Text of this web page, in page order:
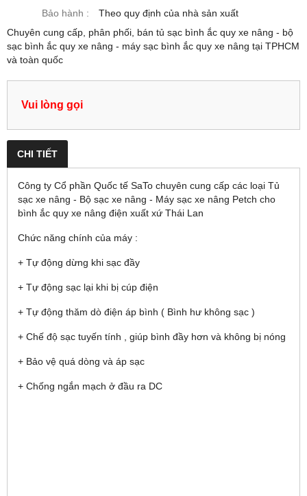
Bảo hành :
Theo quy định của nhà sản xuất
Chuyên cung cấp, phân phối, bán tủ sạc bình ắc quy xe nâng - bộ
sạc bình ắc quy xe nâng - máy sạc bình ắc quy xe nâng tại TPHCM
và toàn quốc
Vui lòng gọi
CHI TIẾT
Công ty Cổ phần Quốc tế SaTo chuyên cung cấp các loại Tủ
sạc xe nâng - Bộ sạc xe nâng - Máy sạc xe nâng Petch cho
bình ắc quy xe nâng điện xuất xứ Thái Lan
Chức năng chính của máy :
+ Tự động dừng khi sạc đầy
+ Tự động sạc lại khi bị cúp điện
+ Tự động thăm dò điện áp bình ( Bình hư không sạc )
+ Chế độ sạc tuyến tính , giúp bình đầy hơn và không bị nóng
+ Bảo vệ quá dòng và áp sạc
+ Chống ngắn mạch ở đầu ra DC